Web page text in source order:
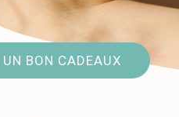
BON CADEAUX